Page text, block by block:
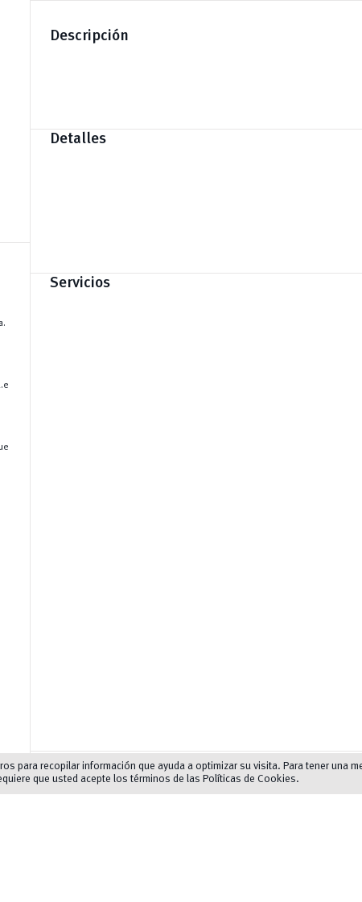
Descripción
Detalles
Servicios
Normas de convivencia
para recopilar información que ayuda a optimizar su visita. Para tener una
que usted acepte los términos de las Políticas de Cookies.